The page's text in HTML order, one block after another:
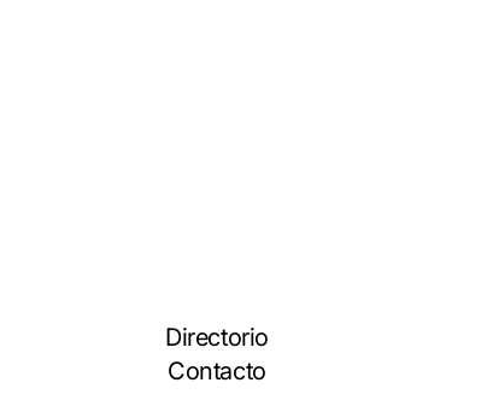
Directorio
Contacto